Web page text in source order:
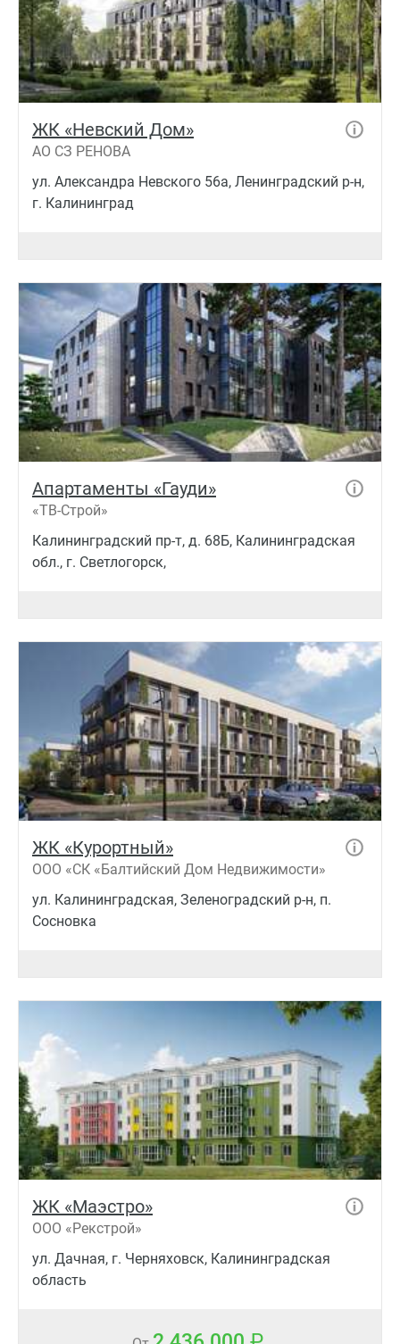
ЖК «Невский Дом»
АО СЗ РЕНОВА
ул. Александра Невского 56а, Ленинградский р-н,
г. Калининград
Апартаменты «Гауди»
«ТВ-Строй»
Калининградский пр-т, д. 68Б, Калининградская
обл., г. Светлогорск,
ЖК «Курортный»
ООО «СК «Балтийский Дом Недвижимости»
ул. Калининградская, Зеленоградский р-н, п.
Сосновка
ЖК «Маэстро»
ООО «Рекстрой»
ул. Дачная, г. Черняховск, Калининградская
область